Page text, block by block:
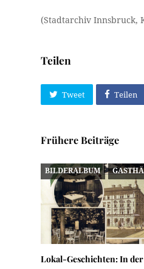
(Stadtarchiv Innsbruck,
Teilen
Tweet Teilen
Frühere Beiträge
BILDERALBUM
Lokal-Geschichten: In der